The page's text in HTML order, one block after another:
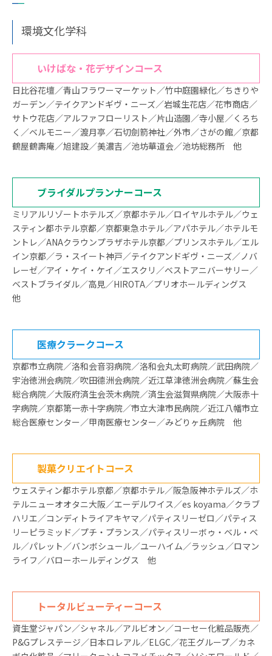
環境文化学科
いけばな・花デザインコース
日比谷花壇／青山フラワーマーケット／竹中庭園緑化／ちきりや
ガーデン／テイクアンドギヴ・ニーズ／岩城生花店／花市商店／
サトウ花店／アルファフローリスト／片山造園／寺小屋／くろち
く／ベルモニー／渡月亭／石切劍箭神社／外市／さがの館／京都
鶴屋鶴壽庵／旭建設／美濃吉／池坊華道会／池坊総務所 他
ブライダルプランナーコース
ミリアルリゾートホテルズ／京都ホテル／ロイヤルホテル／ウェ
スティン都ホテル京都／京都東急ホテル／アパホテル／ホテルモ
ントレ／ANAクラウンプラザホテル京都／プリンスホテル／エル
イン京都／ラ・スイート神戸／テイクアンドギヴ・ニーズ／ノバ
レーゼ／アイ・ケイ・ケイ／エスクリ／ベストアニバーサリー／
ベストブライダル／高見／HIROTA／プリオホールディングス
他
医療クラークコース
京都市立病院／洛和会音羽病院／洛和会丸太町病院／武田病院／
宇治徳洲会病院／吹田德洲会病院／近江草津徳洲会病院／蘇生会
総合病院／大阪府済生会茨木病院／済生会滋賀県病院／大阪赤十
字病院／京都第一赤十字病院／市立大津市民病院／近江八幡市立
総合医療センター／甲南医療センター／みどりヶ丘病院 他
製菓クリエイトコース
ウェスティン都ホテル京都／京都ホテル／阪急阪神ホテルズ／ホ
テルニューオオタニ大阪／エーデルワイス／es koyama／クラブ
ハリエ／コンディトライアキヤマ／パティスリーゼロ／パティス
リーピラミッド／プチ・プランス／パティスリーボゥ・ベル・ベ
ル／パレット／バンボシュール／ユーハイム／ラッシュ／ロマン
ライフ／バローホールディングス 他
トータルビューティーコース
資生堂ジャパン／シャネル／アルビオン／コーセー化粧品販売／
P&Gプレステージ／日本ロレアル／ELGC／花王グループ／カネ